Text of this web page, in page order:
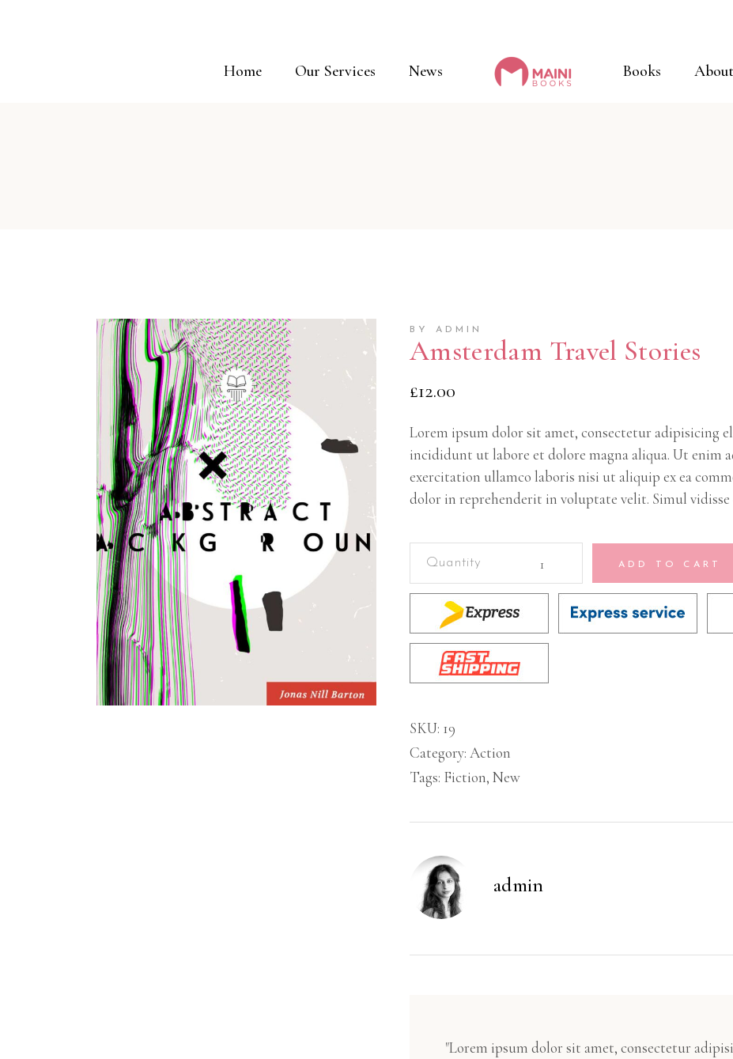
Home Our Services News Books
BY ADMIN
Amsterdam Travel Stories
£12.00
Lorem ipsum dolor sit amet, consectetur adipisicing
incididunt ut labore et dolore magna aliqua. Ut enim
exercitation ullamco laboris nisi ut aliquip ex ea
dolor in reprehenderit in voluptate velit. Simul
Stories
quantity
ADD TO CART
SKU: 19
Category: Action
Tags: Fiction, New
admin
"Lorem ipsum dolor sit amet, consectetur